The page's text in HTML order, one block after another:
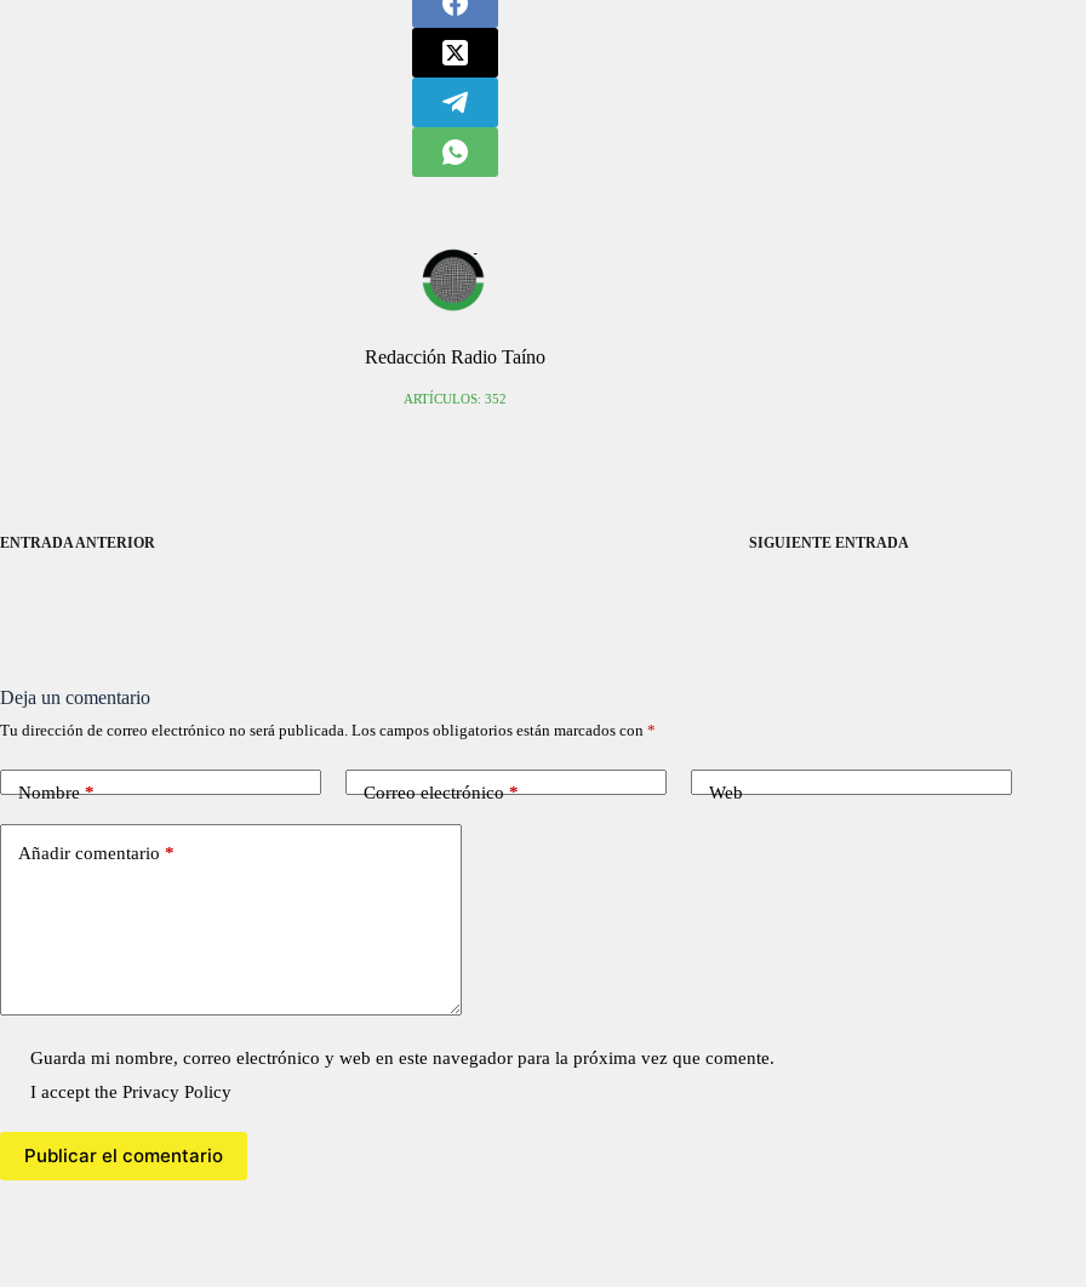
Redacción Radio Taíno
ARTÍCULOS: 352
ENTRADA ANTERIOR SIGUIENTE ENTRADA
Deja un comentario
Tu dirección de correo electrónico no será publicada. Los campos obligatorios están marcados con *
Nombre* Correo electrónico* Web
Añadir comentario *
Guarda mi nombre, correo electrónico y web en este navegador para la próxima vez que comente.
I accept thePrivacy Policy
Publicar el comentario